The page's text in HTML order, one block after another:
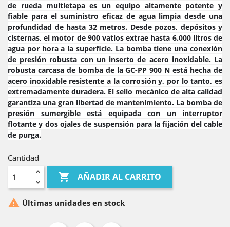
de rueda multietapa es un equipo altamente potente y
fiable para el suministro eficaz de agua limpia desde una
profundidad de hasta 32 metros. Desde pozos, depósitos y
cisternas, el motor de 900 vatios extrae hasta 6.000 litros de
agua por hora a la superficie. La bomba tiene una conexión
de presión robusta con un inserto de acero inoxidable. La
robusta carcasa de bomba de la GC-PP 900 N está hecha de
acero inoxidable resistente a la corrosión y, por lo tanto, es
extremadamente duradera. El sello mecánico de alta calidad
garantiza una gran libertad de mantenimiento. La bomba de
presión sumergible está equipada con un interruptor
flotante y dos ojales de suspensión para la fijación del cable
de purga.
Cantidad
 AÑADIR AL CARRITO
 Últimas unidades en stock